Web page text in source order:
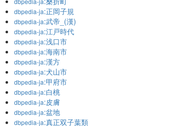
dbpedia-ja:正岡子規
dbpedia-ja:武帝_(漢)
dbpedia-ja:江戸時代
dbpedia-ja:浅口市
dbpedia-ja:海南市
dbpedia-ja:漢方
dbpedia-ja:犬山市
dbpedia-ja:甲府市
dbpedia-ja:白桃
dbpedia-ja:皮膚
dbpedia-ja:盆地
dbpedia-ja:真正双子葉類